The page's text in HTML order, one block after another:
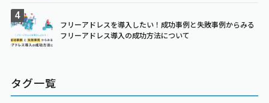
フリーアドレスを導入したい！成功事例と失敗事例からみる
フリーアドレス導入の成功方法について
タグ一覧